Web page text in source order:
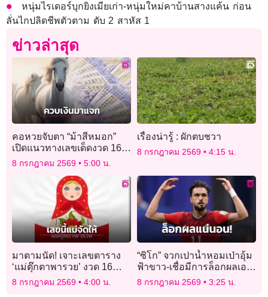
หนุ่มไรเดอร์บุกยิงเมียเก่า-หนุ่มใหม่คาบ้านสางแค้น ก่อน
ลั่นไกปลิดชีพตัวตาม ดับ 2 สาหัส 1
ข่าวล่าสุด
คอหวยจับตา “ม้าสีหมอก”
เปิดแนวทางเลขเด็ดงวด 16
ก.ค. 69 ชูเลขเด่น ลุ้นเลขท้าย
8 กรกฎาคม 2569 5:00 น.
เรื่องน่ารู้ : ผักตบชวา
8 กรกฎาคม 2569 4:15 น.
มาตามนัด! เจาะเลขตาราง
‘แม่ตุ๊กตาพารวย’ งวด 16
ก.ค. 69 คอหวยแห่ซูมเลข
ชอบ-ตัวเลข 9 ช่อง”
8 กรกฎาคม 2569 4:00 น.
“ซิโก” จวกเปาน้ำหอมเป่าอุ้ม
ฟ้าขาว-เชื่อมีการล็อกผลเอา
ไว้แล้ว
8 กรกฎาคม 2569 3:25 น.